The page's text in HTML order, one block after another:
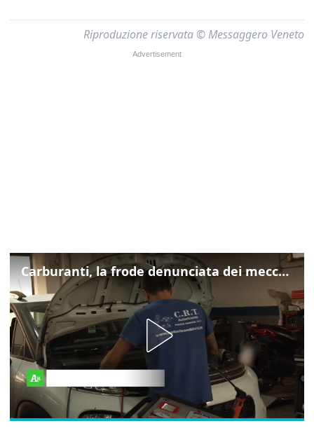
Riproduzione riservata © Messaggero Veneto
Carburanti, la frode denunciata dei meccanici: "Acqua in gasolio e benzina"